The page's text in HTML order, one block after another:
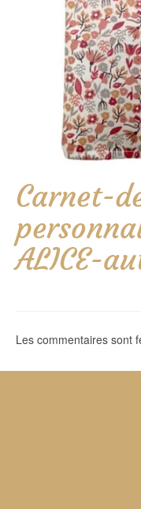
Carnet-
ALICE-
Les commentaires sont